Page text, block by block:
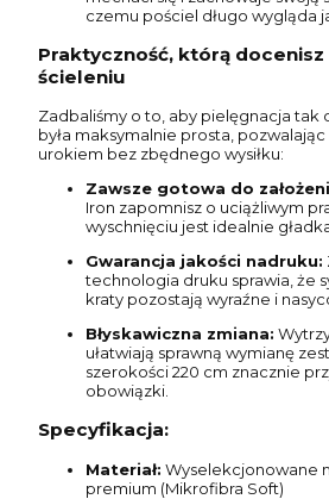
czemu pościel długo wygląda
Praktyczność, którą
ścieleniu
Zadbaliśmy o to, aby pielęgnacja
była maksymalnie prosta, pozwalając
urokiem bez zbędnego wysiłku:
Zawsze gotowa do
Iron zapomnisz o uciążliwym
wyschnięciu jest idealnie
Gwarancja jakości nadruku:
technologia druku sprawia, że
kraty pozostają wyraźne i
Błyskawiczna zmiana:
ułatwiają sprawną wymianę
szerokości 220 cm znacznie
obowiązki.
Specyfikacja:
Materiał: Wyselekcjonowane
premium (Mikrofibra Soft)